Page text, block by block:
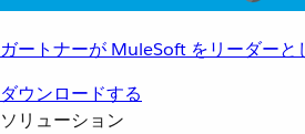
ガートナーが MuleSoft をリーダーと
ダウンロードする
ソリューション